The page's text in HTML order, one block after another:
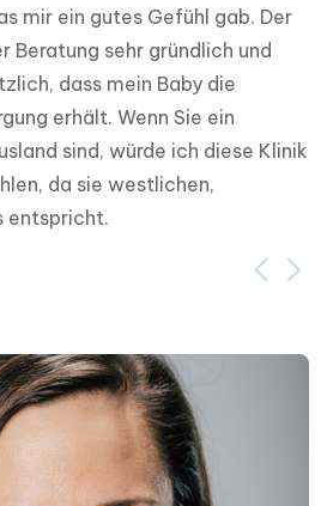
mir ein gutes Gefühl gab. Der
Beratung sehr gründlich und
dass mein Baby die
erhält. Wenn Sie ein
sind, würde ich diese Klinik
da sie westlichen,
entspricht.